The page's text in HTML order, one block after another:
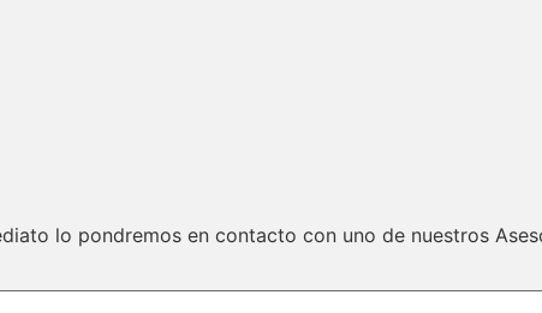
lo pondremos en contacto con uno de nuestros